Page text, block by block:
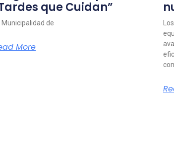
que Cuidan”
Municipalidad de
More